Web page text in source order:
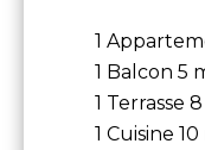
1
1 Balcon 5
1 Terrasse 8
1 Cuisine 10